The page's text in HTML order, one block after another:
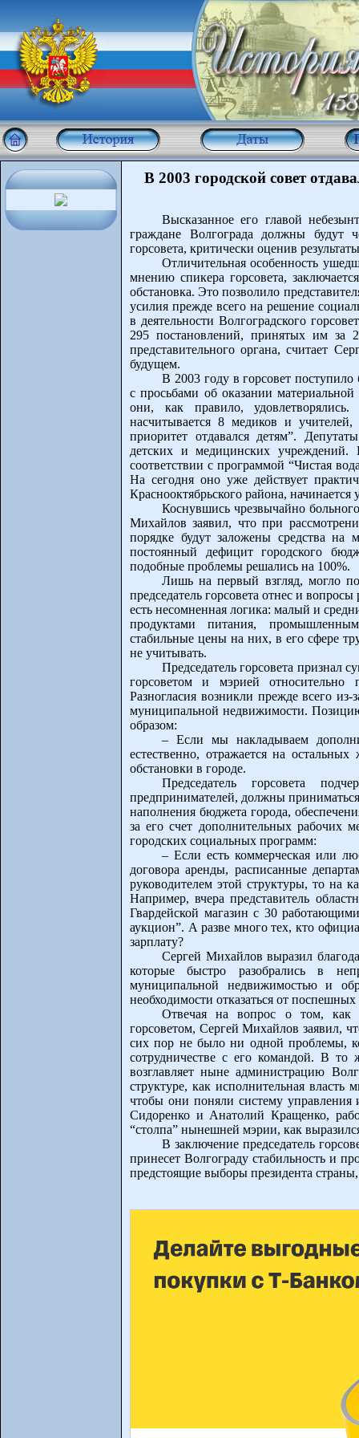
В 2003 городской совет
Высказанное его главой
граждане Волгограда должны будут
горсовета, критически оценив
Отличительная особенность
мнению спикера горсовета,
обстановка. Это позволило
усилия прежде всего на решение
в деятельности Волгоградского
295 постановлений, принятых им за
представительного органа, считает
будущем.
В 2003 году в горсовет
с просьбами об оказании
они, как правило,
насчитывается 8 медиков и учителей,
приоритет отдавался детям”.
детских и медицинских
соответствии с программой “Чистая
На сегодня оно уже действует
Краснооктябрьского района, начинается
Коснувшись чрезвычайно
Михайлов заявил, что при
порядке будут заложены средства
постоянный дефицит городского
подобные проблемы решались на 100%.
Лишь на первый взгляд, могло
председатель горсовета отнес и
есть несомненная логика: малый и
продуктами питания,
стабильные цены на них, в его сфере
не учитывать.
Председатель горсовета признал
горсоветом и мэрией относительно
Разногласия возникли прежде всего
муниципальной недвижимости.
образом:
– Если мы накладываем
естественно, отражается на
обстановки в городе.
Председатель горсовета
предпринимателей, должны
наполнения бюджета города,
за его счет дополнительных рабочих
городских социальных программ:
– Если есть коммерческая или
договора аренды, расписанные
руководителем этой структуры, то на
Например, вчера представитель
Гвардейской магазин с 30
аукцион”. А разве много тех, кто
зарплату?
Сергей Михайлов выразил
которые быстро разобрались в
муниципальной недвижимостью и
необходимости отказаться от
Отвечая на вопрос о том, как
горсоветом, Сергей Михайлов заявил,
сих пор не было ни одной проблемы,
сотрудничестве с его командой. В
возглавляет ныне администрацию
структуре, как исполнительная
чтобы они поняли систему управления
Сидоренко и Анатолий Кращенко,
“столпа” нынешней мэрии, как
В заключение председатель
принесет Волгограду стабильность и
предстоящие выборы президента страны,